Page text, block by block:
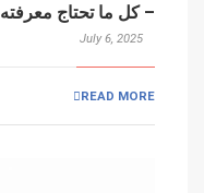
– كل ما تحتاج معرفته
July 6, 2025
READ MORE